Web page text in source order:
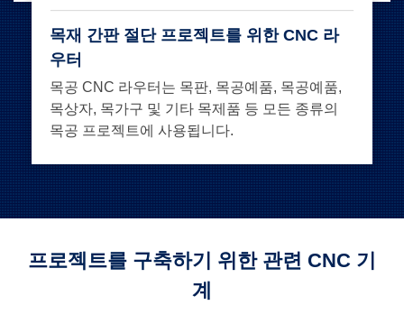
목재 간판 절단 프로젝트를 위한 CNC 라
우터
목공 CNC 라우터는 목판, 목공예품, 목공예품,
목상자, 목가구 및 기타 목제품 등 모든 종류의
목공 프로젝트에 사용됩니다.
프로젝트를 구축하기 위한 관련 CNC 기
계